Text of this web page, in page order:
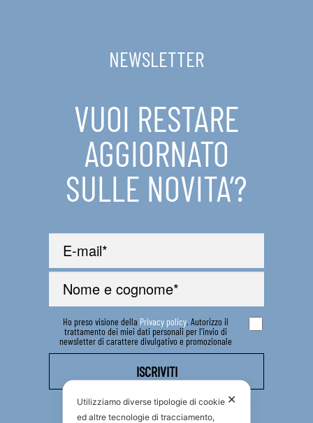
CONTATTI
NEWSLETTER
VUOI RESTARE
AGGIORNATO
SULLE NOVITA’?
Ho preso visione della Privacy policy. Autorizzo il
trattamento dei miei dati personali per l’invio di
newsletter di carattere divulgativo e promozionale
✕
Utilizziamo diverse tipologie di cookie
ed altre tecnologie di tracciamento,